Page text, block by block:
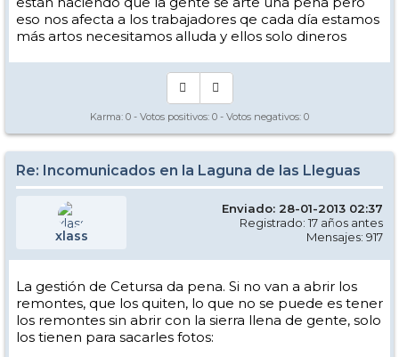
eso nos afecta a los trabajadores qe cada día estamos
más artos necesitamos alluda y ellos solo dineros
Karma: 0 - Votos positivos: 0 - Votos negativos: 0
Re: Incomunicados en la Laguna de las Lleguas
xlass
Enviado: 28-01-2013 02:37
Registrado: 17 años antes
Mensajes: 917
La gestión de Cetursa da pena. Si no van a abrir los
remontes, que los quiten, lo que no se puede es tener
los remontes sin abrir con la sierra llena de gente, solo
los tienen para sacarles fotos: